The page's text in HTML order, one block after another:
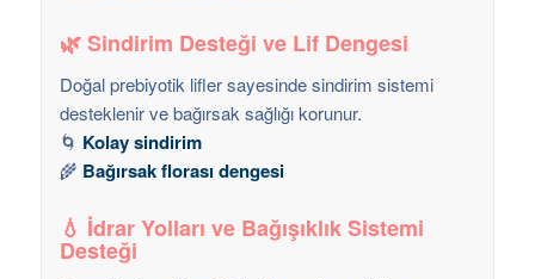
🌿Sindirim Desteği ve Lif Dengesi
Doğal prebiyotik lifler sayesinde sindirim sistemi
desteklenir ve bağırsak sağlığı korunur.
🌀 Kolay sindirim
🌾 Bağırsak florası dengesi
💧 İdrar Yolları ve Bağışıklık Sistemi
Desteği